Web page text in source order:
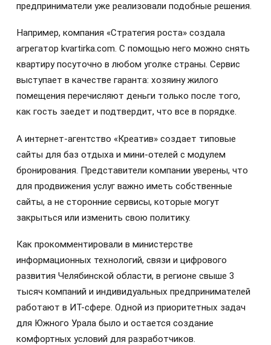
предприниматели уже реализовали подобные решения.
Например, компания «Стратегия роста» создала
агрегатор kvartirka.com. С помощью него можно снять
квартиру посуточно в любом уголке страны. Сервис
выступает в качестве гаранта: хозяину жилого
помещения перечисляют деньги только после того,
как гость заедет и подтвердит, что все в порядке.
А интернет-агентство «Креатив» создает типовые
сайты для баз отдыха и мини-отелей с модулем
бронирования. Представители компании уверены, что
для продвижения услуг важно иметь собственные
сайты, а не сторонние сервисы, которые могут
закрыться или изменить свою политику.
Как прокомментировали в министерстве
информационных технологий, связи и цифрового
развития Челябинской области, в регионе свыше 3
тысяч компаний и индивидуальных предпринимателей
работают в ИТ-сфере. Одной из приоритетных задач
для Южного Урала было и остается создание
комфортных условий для разработчиков.